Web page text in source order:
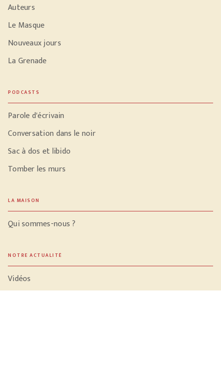
Auteurs
Le Masque
Nouveaux jours
La Grenade
PODCASTS
Parole d'écrivain
Conversation dans le noir
Sac à dos et libido
Tomber les murs
LA MAISON
Qui sommes-nous ?
NOTRE ACTUALITÉ
Vidéos